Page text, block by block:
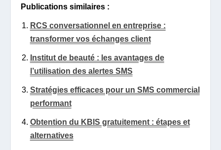
Publications similaires :
RCS conversationnel en entreprise :
transformer vos échanges client
Institut de beauté : les avantages de
l’utilisation des alertes SMS
Stratégies efficaces pour un SMS commercial
performant
Obtention du KBIS gratuitement : étapes et
alternatives